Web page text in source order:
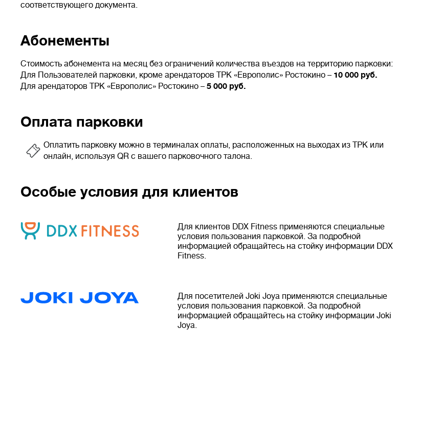
соответствующего документа.
Абонементы
Стоимость абонемента на месяц без ограничений количества въездов на территорию парковки:
Для Пользователей парковки, кроме арендаторов ТРК «Европолис» Ростокино – 10 000 руб.
Для арендаторов ТРК «Европолис» Ростокино – 5 000 руб.
Оплата парковки
Оплатить парковку можно в терминалах оплаты, расположенных на выходах из ТРК или
онлайн, используя QR с вашего парковочного талона.
Особые условия для клиентов
Для клиентов DDX Fitness применяются специальные
условия пользования парковкой. За подробной
информацией обращайтесь на стойку информации DDX
Fitness.
Для посетителей Joki Joya применяются специальные
условия пользования парковкой. За подробной
информацией обращайтесь на стойку информации Joki
Joya.